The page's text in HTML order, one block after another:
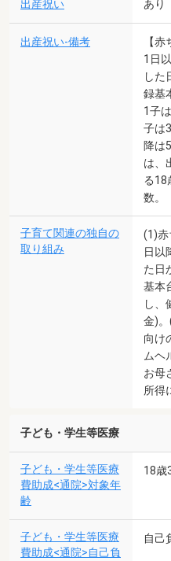
出産祝い あり
出産祝い-備考
【
1日
した
録基
1子
子は
降は
は、
る18
数。
子育て関連の独自の
取り組み
(1)赤
日以
た日
基本
し、
金)
向け
ムヘ
お母
所得
子ども・学生等医療
子ども・学生等医療
費助成<通院>対象年
齢
18歳
子ども・学生等医療
費助成<通院>自己負
自己